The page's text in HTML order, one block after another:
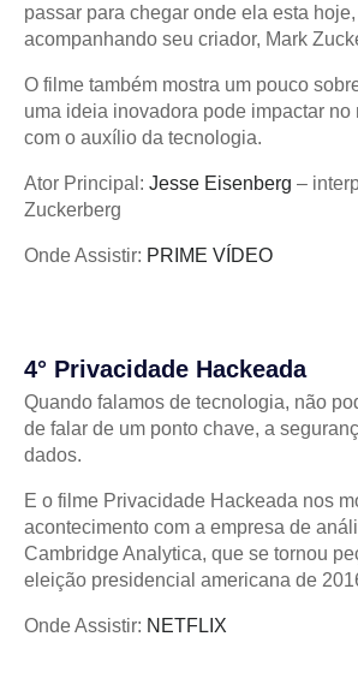
passar para chegar onde ela esta
acompanhando seu criador, Mark
O filme também mostra um pouco
uma ideia inovadora pode impactar no
com o auxílio da tecnologia.
Ator Principal: Jesse Eisenberg –
Zuckerberg
Onde Assistir: PRIME VÍDEO
4° Privacidade Hackeada
Quando falamos de tecnologia, não
de falar de um ponto chave, a
dados.
E o filme Privacidade Hackeada nos
acontecimento com a empresa de
Cambridge Analytica, que se tornou
eleição presidencial americana de
Onde Assistir: NETFLIX